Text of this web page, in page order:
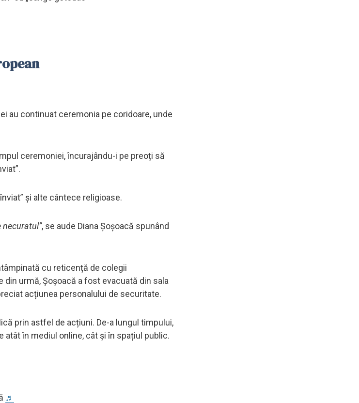
au continuat ceremonia pe coridoare, unde
ceremoniei, încurajându-i pe preoți să
și alte cântece religioase.
necuratul”, se aude Diana Șoșoacă spunând
cu reticență de colegii
urmă, Șoșoacă a fost evacuată din sala
acțiunea personalului de securitate.
prin astfel de acțiuni. De-a lungul timpului,
în mediul online, cât și în spațiul public.
♬